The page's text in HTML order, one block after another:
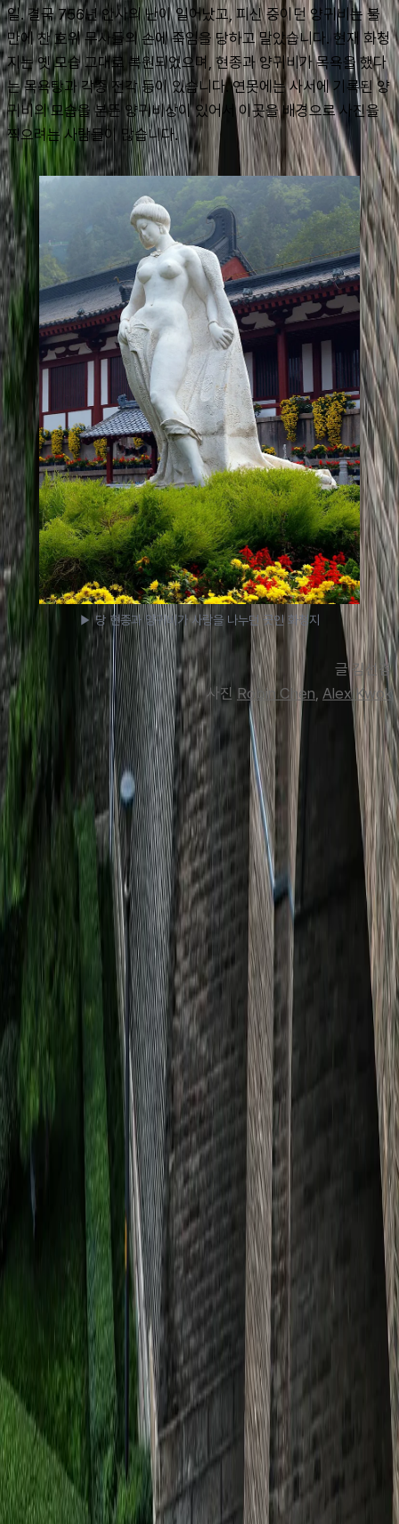
일. 결국 756년 안사의 난이 일어났고, 피신 중이던 양귀비는 불
만에 찬 호위 무사들의 손에 죽임을 당하고 말았습니다. 현재 화청
지는 옛 모습 그대로 복원되었으며, 현종과 양귀비가 목욕을 했다
는 목욕탕과 각종 전각 등이 있습니다. 연못에는 사서에 기록된 양
귀비의 모습을 본뜬 양귀비상이 있어서 이곳을 배경으로 사진을
찍으려는 사람들이 많습니다.
▶ 당 현종과 양귀비가 사랑을 나누던 곳인 화청지
글 김선겸
사진 Robin Chen Alex Kwok
여행지
유럽
아시아
아프리카
북미
오세아니아
99 different holidays
하이킹 & 트레킹
레일
애니멀
클래식
익스페디션
신발끈 정보
신발끈스토리
99 different holidays
세계여행정보
여행공식
체력지수와 서비스레벨
가이드 운영 안내
신발끈 정보
문의전화 02-333-4151
상담시간 평일 09:30 ~ 17:30 (주말·공휴일 휴무)
입금안내하나은행 298-910003-08304 신발끈
서울시 마포구 와우산로 24길 9(창전동 436-28) 신발끈여행사
신발끈여행사는 일반여행업 보증보험, 기획여행업 보증보험에 가입되